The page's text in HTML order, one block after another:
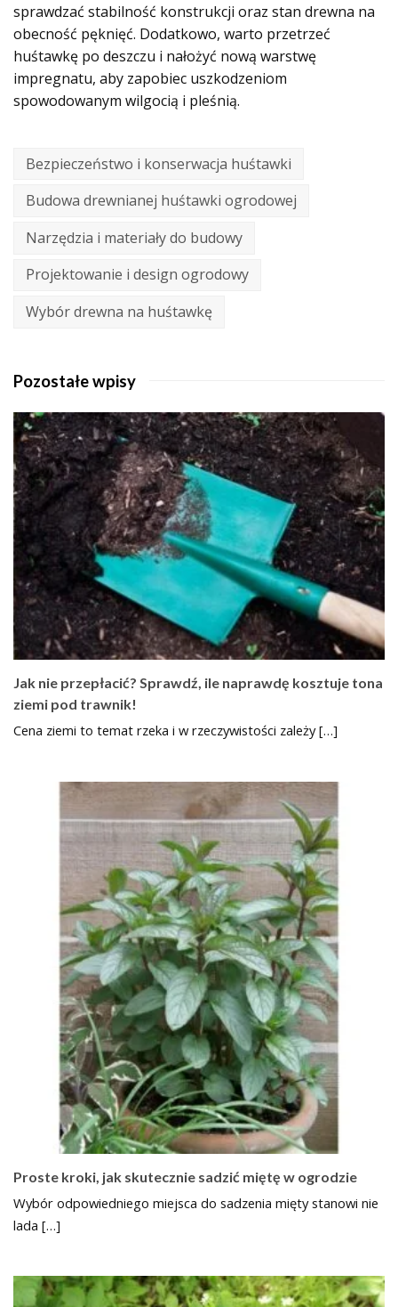
sprawdzać stabilność konstrukcji oraz stan drewna na
obecność pęknięć. Dodatkowo, warto przetrzeć
huśtawkę po deszczu i nałożyć nową warstwę
impregnatu, aby zapobiec uszkodzeniom
spowodowanym wilgocią i pleśnią.
Bezpieczeństwo i konserwacja huśtawki
Budowa drewnianej huśtawki ogrodowej
Narzędzia i materiały do budowy
Projektowanie i design ogrodowy
Wybór drewna na huśtawkę
Pozostałe wpisy
Jak nie przepłacić? Sprawdź, ile naprawdę kosztuje tona
ziemi pod trawnik!
Cena ziemi to temat rzeka i w rzeczywistości zależy […]
Proste kroki, jak skutecznie sadzić miętę w ogrodzie
Wybór odpowiedniego miejsca do sadzenia mięty stanowi nie
lada […]